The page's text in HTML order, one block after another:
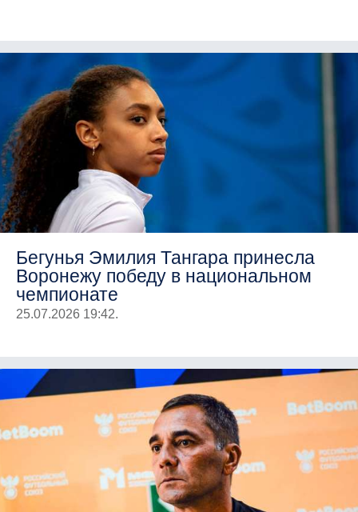
Бегунья Эмилия Тангара принесла
Воронежу победу в национальном
чемпионате
25.07.2026 19:42.